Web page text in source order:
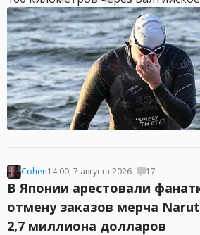
Cohen14:00, 7 августа 2026 17
В Японии арестовали
отмену заказов мерча
2,7 миллиона долларов